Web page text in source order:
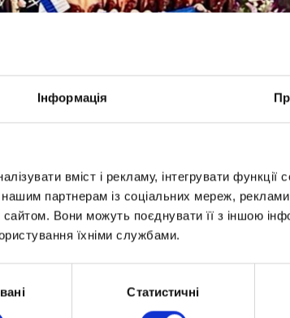
Інформація
вміст і рекламу, інтегрувати функції
партнерам із соціальних мереж, реклами
Вони можуть поєднувати її з іншою
їхніми службами.
Статистичні